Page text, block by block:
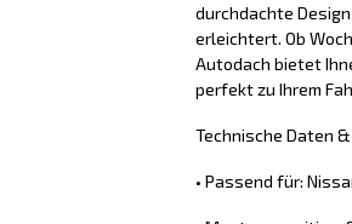
durchdachte
erleichtert. Ob
Autodach bietet
perfekt zu Ihrem
Technische Daten
• Passend für: